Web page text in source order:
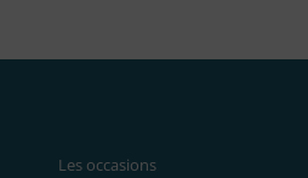
Les occasions